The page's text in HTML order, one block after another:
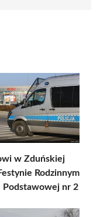
w Zduńskiej
Rodzinnym
Podstawowej nr 2